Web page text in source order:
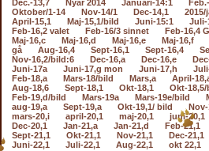
Dec.-13,7
Nyår 2014 Januari-14:1
Oktober/1-14
Nov-14/1 Dec-14,1 2015/
April-15,1
Maj-15,1/bild Juni-15:1 Juli-
Feb-16,2 valet
Feb-16/3 sinnet Feb-16,4
Maj-16,c
Maj-16,d Maj-16,e Maj-16,f
gå
Aug-16,4 Sept-16,1 Sept-16,4
Nov-16,2/bild:6
Dec-16,a Dec-16,e
Juni-17a
Juni-17,g mon Juni-17,h
Feb-18,a
Mars-18/bild Mars,a April-
Aug-18,6
Sept-18,1 Okt-18,1 Okt-
Feb-19,d/bild
Mars-19a Mars-19e/bild
aug-19,a
Sept-19,a Okt-19,1/ bild Nov-
mars-20,i
april-20,1 maj-20,1 juni-20,1
Dec-20,1
Jan-21,a Jan-21,d Feb-21,1
Sept-21,1
Okt-21,1 Nov-21,1 Dec-21,1
Juni-22,1
Juli-22,1 Aug-22,1 okt 22,1